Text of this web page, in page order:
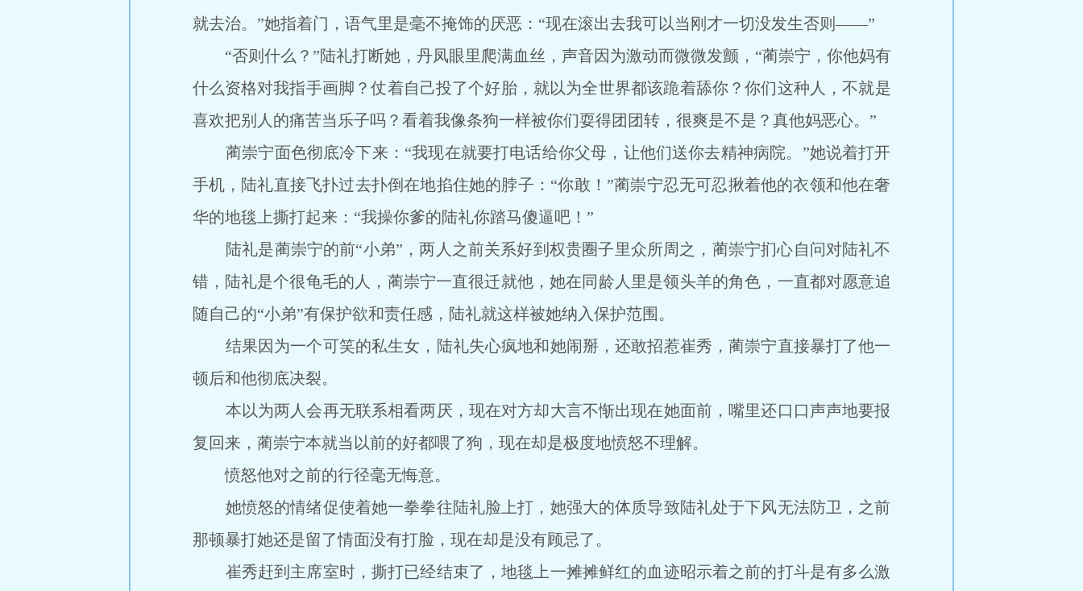
就去治。”她指着门，语气里是毫不掩饰的厌恶：“现在滚出去我可以当刚才一切没发生否则――”
“否则什么？”陆礼打断她，丹凤眼里爬满血丝，声音因为激动而微微发颤，“蔺崇宁，你他妈有
什么资格对我指手画脚？仗着自己投了个好胎，就以为全世界都该跪着舔你？你们这种人，不就是
喜欢把别人的痛苦当乐子吗？看着我像条狗一样被你们耍得团团转，很爽是不是？真他妈恶心。”
蔺崇宁面色彻底冷下来：“我现在就要打电话给你父母，让他们送你去精神病院。”她说着打开
手机，陆礼直接飞扑过去扑倒在地掐住她的脖子：“你敢！”蔺崇宁忍无可忍揪着他的衣领和他在奢
华的地毯上撕打起来：“我操你爹的陆礼你踏马傻逼吧！”
陆礼是蔺崇宁的前“小弟”，两人之前关系好到权贵圈子里众所周之，蔺崇宁扪心自问对陆礼不
错，陆礼是个很龟毛的人，蔺崇宁一直很迁就他，她在同龄人里是领头羊的角色，一直都对愿意追
随自己的“小弟”有保护欲和责任感，陆礼就这样被她纳入保护范围。
结果因为一个可笑的私生女，陆礼失心疯地和她闹掰，还敢招惹崔秀，蔺崇宁直接暴打了他一
顿后和他彻底决裂。
本以为两人会再无联系相看两厌，现在对方却大言不惭出现在她面前，嘴里还口口声声地要报
复回来，蔺崇宁本就当以前的好都喂了狗，现在却是极度地愤怒不理解。
愤怒他对之前的行径毫无悔意。
她愤怒的情绪促使着她一拳拳往陆礼脸上打，她强大的体质导致陆礼处于下风无法防卫，之前
那顿暴打她还是留了情面没有打脸，现在却是没有顾忌了。
崔秀赶到主席室时，撕打已经结束了，地毯上一摊摊鲜红的血迹昭示着之前的打斗是有多么激